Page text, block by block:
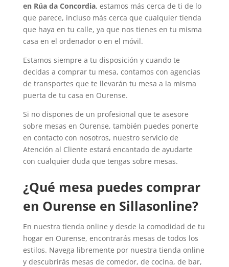
en Rúa da Concordia, estamos más cerca de ti de lo
que parece, incluso más cerca que cualquier tienda
que haya en tu calle, ya que nos tienes en tu misma
casa en el ordenador o en el móvil.
Estamos siempre a tu disposición y cuando te
decidas a comprar tu mesa, contamos con agencias
de transportes que te llevarán tu mesa a la misma
puerta de tu casa en Ourense.
Si no dispones de un profesional que te asesore
sobre mesas en Ourense, también puedes ponerte
en contacto con nosotros, nuestro servicio de
Atención al Cliente estará encantado de ayudarte
con cualquier duda que tengas sobre mesas.
¿Qué mesa puedes comprar
en Ourense en Sillasonline?
En nuestra tienda online y desde la comodidad de tu
hogar en Ourense, encontrarás mesas de todos los
estilos. Navega libremente por nuestra tienda online
y descubrirás mesas de comedor, de cocina, de bar,